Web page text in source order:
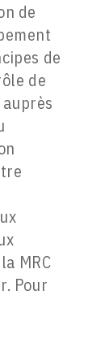
de
de
de
MRC
Pour